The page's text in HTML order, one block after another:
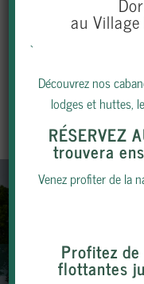
Pour davantage
au
`
Découvrez nos
lodges et huttes,
RÉSERVEZ
trouvera
Venez profiter de la
Profitez
flottantes